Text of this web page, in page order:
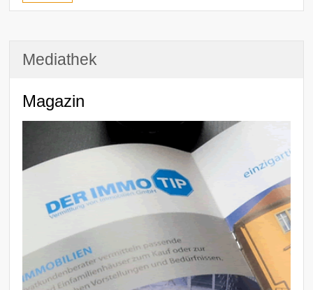
Mediathek
Magazin